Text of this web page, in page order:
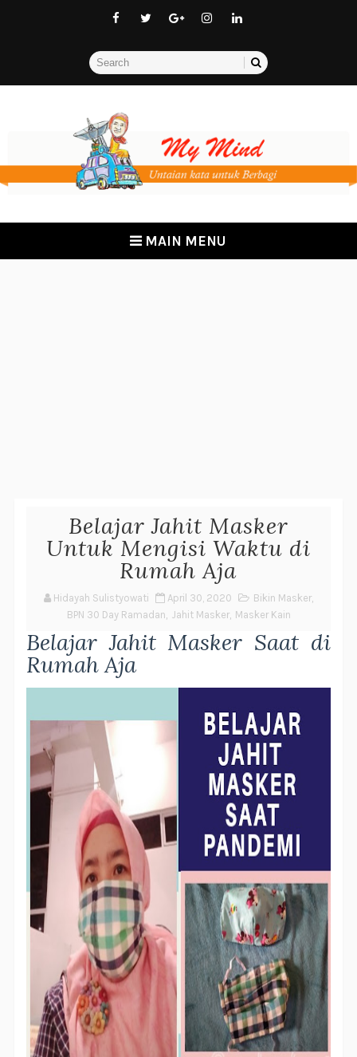
MAIN MENU
Belajar Jahit Masker
Untuk Mengisi Waktu di
Rumah Aja
Hidayah Sulistyowati April 30, 2020 Bikin Masker,
BPN 30 Day Ramadan, Jahit Masker, Masker Kain
Belajar Jahit Masker Saat di
Rumah Aja